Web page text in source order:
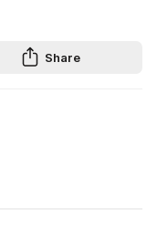
Share